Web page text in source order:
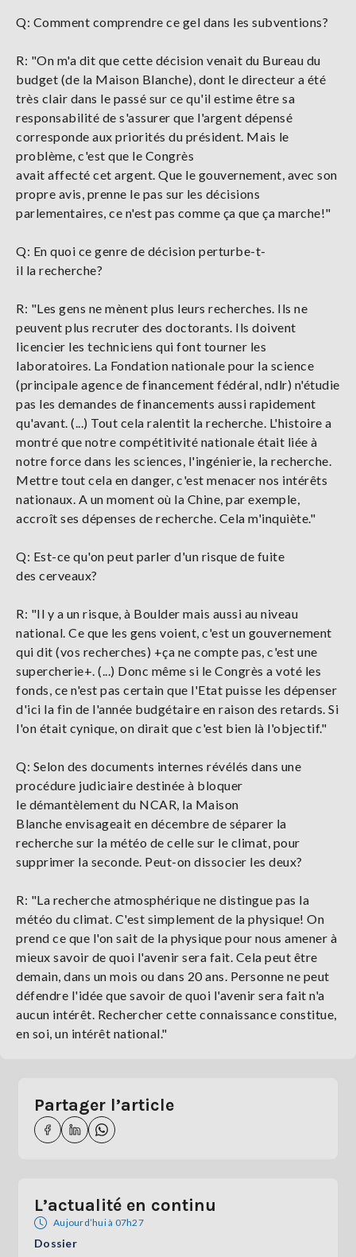
Q: Comment comprendre ce gel dans les subventions?
R: "On m'a dit que cette décision venait du Bureau du
budget (de la Maison Blanche), dont le directeur a été
très clair dans le passé sur ce qu'il estime être sa
responsabilité de s'assurer que l'argent dépensé
corresponde aux priorités du président. Mais le
problème, c'est que le Congrès
avait affecté cet argent. Que le gouvernement, avec son
propre avis, prenne le pas sur les décisions
parlementaires, ce n'est pas comme ça que ça marche!"
Q: En quoi ce genre de décision perturbe-t-
il la recherche?
R: "Les gens ne mènent plus leurs recherches. Ils ne
peuvent plus recruter des doctorants. Ils doivent
licencier les techniciens qui font tourner les
laboratoires. La Fondation nationale pour la science
(principale agence de financement fédéral, ndlr) n'étudie
pas les demandes de financements aussi rapidement
qu'avant. (...) Tout cela ralentit la recherche. L'histoire a
montré que notre compétitivité nationale était liée à
notre force dans les sciences, l'ingénierie, la recherche.
Mettre tout cela en danger, c'est menacer nos intérêts
nationaux. A un moment où la Chine, par exemple,
accroît ses dépenses de recherche. Cela m'inquiète."
Q: Est-ce qu'on peut parler d'un risque de fuite
des cerveaux?
R: "Il y a un risque, à Boulder mais aussi au niveau
national. Ce que les gens voient, c'est un gouvernement
qui dit (vos recherches) +ça ne compte pas, c'est une
supercherie+. (...) Donc même si le Congrès a voté les
fonds, ce n'est pas certain que l'Etat puisse les dépenser
d'ici la fin de l'année budgétaire en raison des retards. Si
l'on était cynique, on dirait que c'est bien là l'objectif."
Q: Selon des documents internes révélés dans une
procédure judiciaire destinée à bloquer
le démantèlement du NCAR, la Maison
Blanche envisageait en décembre de séparer la
recherche sur la météo de celle sur le climat, pour
supprimer la seconde. Peut-on dissocier les deux?
R: "La recherche atmosphérique ne distingue pas la
météo du climat. C'est simplement de la physique! On
prend ce que l'on sait de la physique pour nous amener à
mieux savoir de quoi l'avenir sera fait. Cela peut être
demain, dans un mois ou dans 20 ans. Personne ne peut
défendre l'idée que savoir de quoi l'avenir sera fait n'a
aucun intérêt. Rechercher cette connaissance constitue,
en soi, un intérêt national."
Partager l’article
L’actualité en continu
Aujourd’hui à 07h27
Dossier